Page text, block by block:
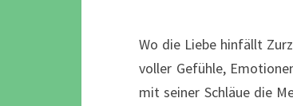
Wo die Liebe hinfällt
voller Gefühle,
mit seiner Schläue die